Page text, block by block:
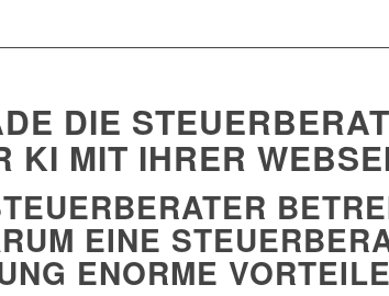
DIE
KI MIT IHRER
EINE
ENORME